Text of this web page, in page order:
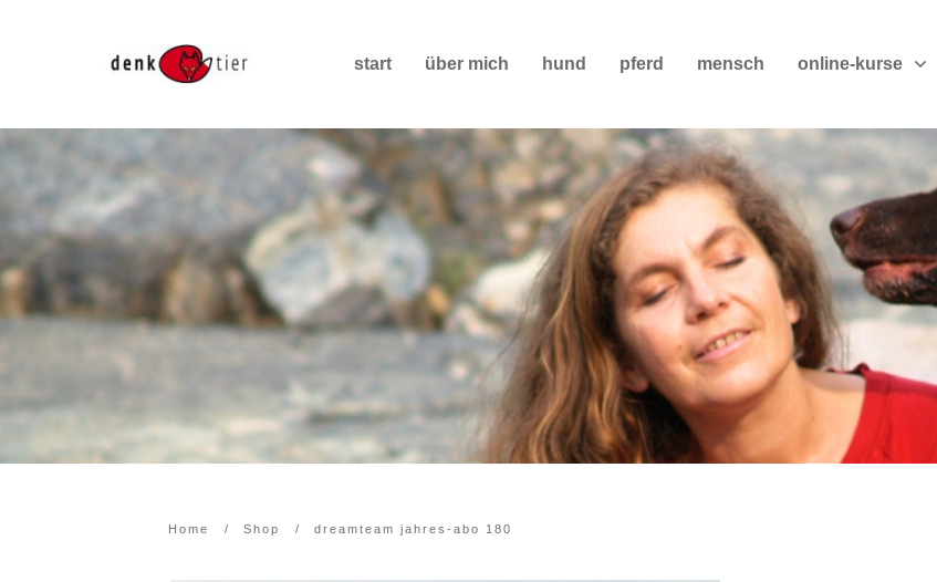
start über mich hund pferd mensch online-kurse
Home / Shop / dreamteam jahres-abo 180